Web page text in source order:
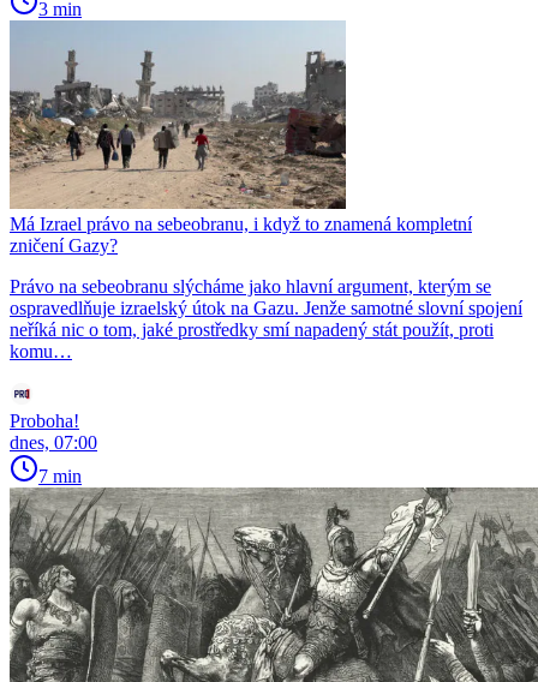
3 min
Má Izrael právo na sebeobranu, i když to znamená kompletní
zničení Gazy?
Právo na sebeobranu slýcháme jako hlavní argument, kterým se
ospravedlňuje izraelský útok na Gazu. Jenže samotné slovní spojení
neříká nic o tom, jaké prostředky smí napadený stát použít, proti
komu…
Proboha!
dnes, 07:00
7 min